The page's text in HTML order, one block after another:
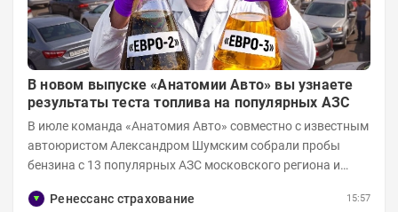
В новом выпуске «Анатомии Авто» вы узнаете
результаты теста топлива на популярных АЗС
В июле команда «Анатомия Авто» совместно с известным
автоюристом Александром Шумским собрали пробы
бензина с 13 популярных АЗС московского региона и
Ренессанс страхование
15:57